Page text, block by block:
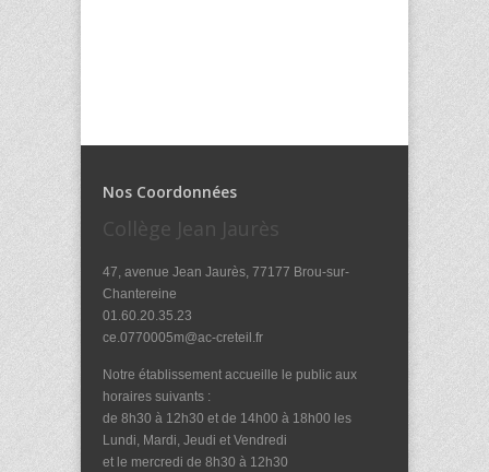
Nos Coordonnées
Collège Jean Jaurès
47, avenue Jean Jaurès, 77177 Brou-sur-
Chantereine
01.60.20.35.23
ce.0770005m@ac-creteil.fr
Notre établissement accueille le public aux
horaires suivants :
de 8h30 à 12h30 et de 14h00 à 18h00 les
Lundi, Mardi, Jeudi et Vendredi
et le mercredi de 8h30 à 12h30